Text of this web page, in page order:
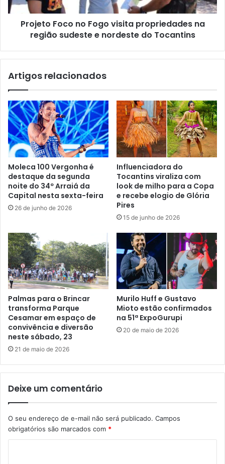
Projeto Foco no Fogo visita propriedades na
região sudeste e nordeste do Tocantins
Artigos relacionados
Moleca 100 Vergonha é
destaque da segunda
noite do 34º Arraiá da
Capital nesta sexta-feira
26 de junho de 2026
Influenciadora do
Tocantins viraliza com
look de milho para a Copa
e recebe elogio de Glória
Pires
15 de junho de 2026
Palmas para o Brincar
transforma Parque
Cesamar em espaço de
convivência e diversão
neste sábado, 23
21 de maio de 2026
Murilo Huff e Gustavo
Mioto estão confirmados
na 51ª ExpoGurupi
20 de maio de 2026
Deixe um comentário
O seu endereço de e-mail não será publicado. Campos
obrigatórios são marcados com *